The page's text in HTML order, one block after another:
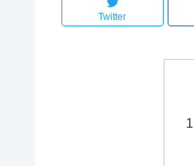
Twitter